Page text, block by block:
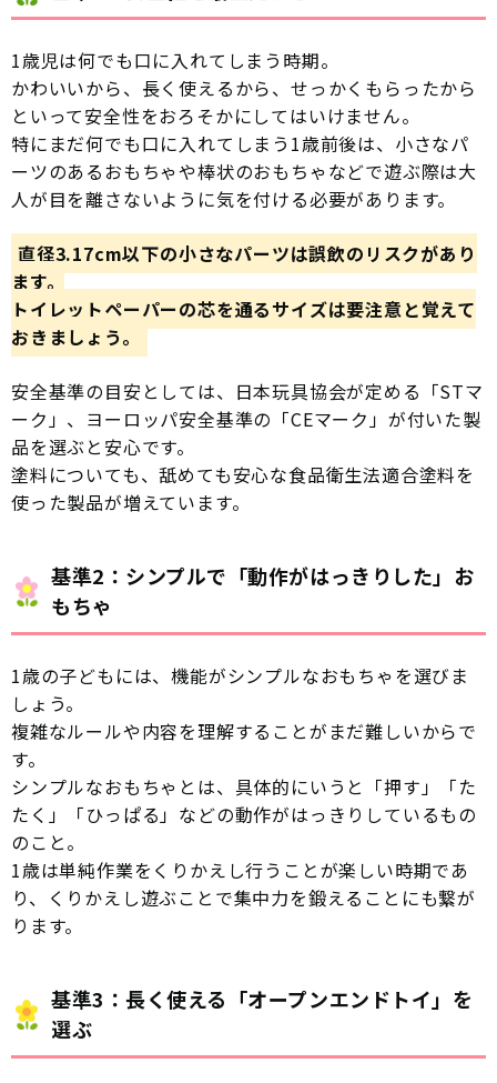
1歳児は何でも口に入れてしまう時期。
かわいいから、長く使えるから、せっかくもらったから
といって安全性をおろそかにしてはいけません。
特にまだ何でも口に入れてしまう1歳前後は、小さなパ
ーツのあるおもちゃや棒状のおもちゃなどで遊ぶ際は大
人が目を離さないように気を付ける必要があります。
直径3.17cm以下の小さなパーツは誤飲のリスクがあり
ます。
トイレットペーパーの芯を通るサイズは要注意と覚えて
おきましょう。
安全基準の目安としては、日本玩具協会が定める「STマ
ーク」、ヨーロッパ安全基準の「CEマーク」が付いた製
品を選ぶと安心です。
塗料についても、舐めても安心な食品衛生法適合塗料を
使った製品が増えています。
基準2：シンプルで「動作がはっきりした」お
もちゃ
1歳の子どもには、機能がシンプルなおもちゃを選びま
しょう。
複雑なルールや内容を理解することがまだ難しいからで
す。
シンプルなおもちゃとは、具体的にいうと「押す」「た
たく」「ひっぱる」などの動作がはっきりしているもの
のこと。
1歳は単純作業をくりかえし行うことが楽しい時期であ
り、くりかえし遊ぶことで集中力を鍛えることにも繋が
ります。
基準3：長く使える「オープンエンドトイ」を
選ぶ